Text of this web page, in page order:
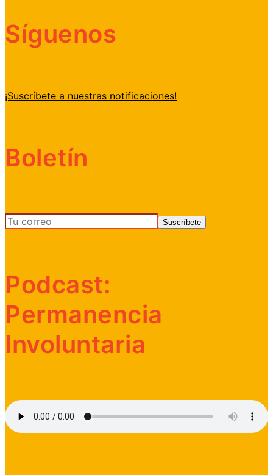
Síguenos
¡Suscríbete a nuestras notificaciones!
Boletín
Podcast:
Permanencia
Involuntaria